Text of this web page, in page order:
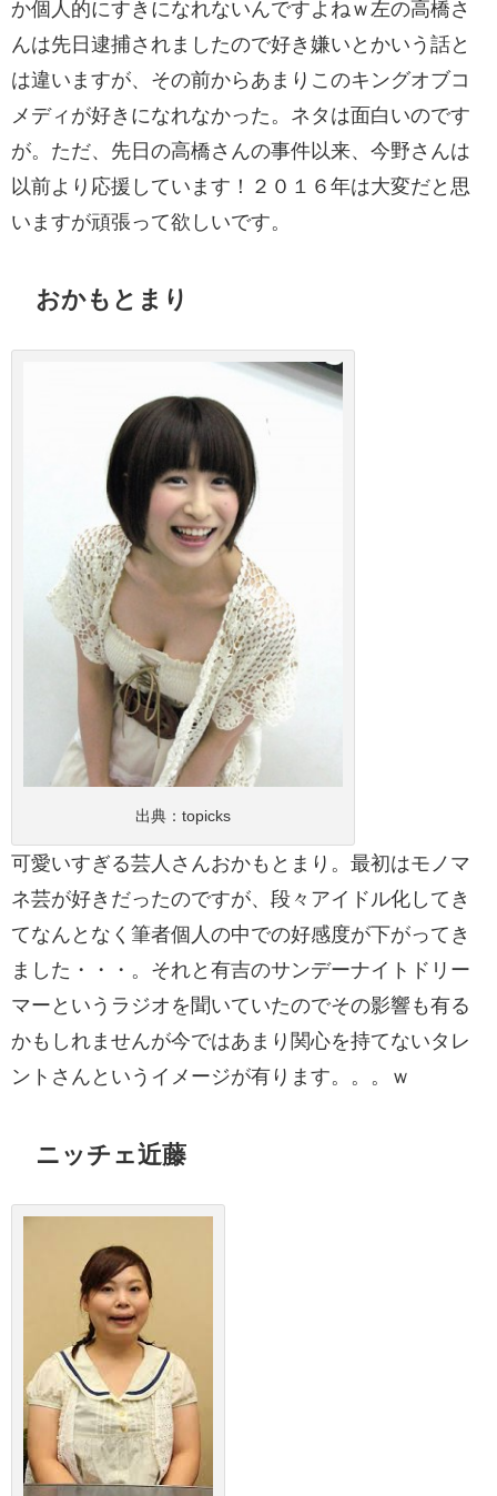
か個人的にすきになれないんですよねｗ左の高橋さ
んは先日逮捕されましたので好き嫌いとかいう話と
は違いますが、その前からあまりこのキングオブコ
メディが好きになれなかった。ネタは面白いのです
が。ただ、先日の高橋さんの事件以来、今野さんは
以前より応援しています！２０１６年は大変だと思
いますが頑張って欲しいです。
おかもとまり
出典： topicks
可愛いすぎる芸人さんおかもとまり。最初はモノマ
ネ芸が好きだったのですが、段々アイドル化してき
てなんとなく筆者個人の中での好感度が下がってき
ました・・・。それと有吉のサンデーナイトドリー
マーというラジオを聞いていたのでその影響も有る
かもしれませんが今ではあまり関心を持てないタレ
ントさんというイメージが有ります。。。ｗ
ニッチェ近藤